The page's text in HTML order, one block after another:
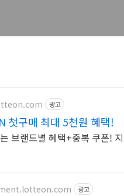
광고
첫구매 최대 5천원 혜택!
브랜드별 혜택+중복 쿠폰!
광고